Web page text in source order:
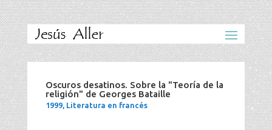
Oscuros desatinos. Sobre la "Teoría de la
religión" de Georges Bataille
1999, Literatura en francés